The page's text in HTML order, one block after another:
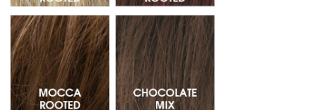
Mocca Rooted - Raiz Oscura 830.12.27Chocolate Mix - Mechas 830.6.4